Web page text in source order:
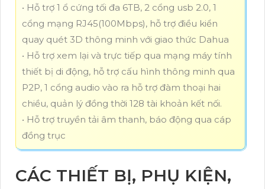
• Hỗ trợ 1 ổ cứng tối đa 6TB, 2 cổng usb 2.0, 1
cổng mạng RJ45(100Mbps), hỗ trợ điều kiển
quay quét 3D thông minh với giao thức Dahua
• Hỗ trợ xem lại và trực tiếp qua mạng máy tính
thiết bị di động, hỗ trợ cấu hình thông minh qua
P2P, 1 cổng audio vào ra hỗ trợ đàm thoại hai
chiều, quản lý đồng thời 128 tài khoản kết nối.
• Hỗ trợ truyền tải âm thanh, báo động qua cáp
đồng trục
CÁC THIẾT BỊ, PHỤ KIỆN,